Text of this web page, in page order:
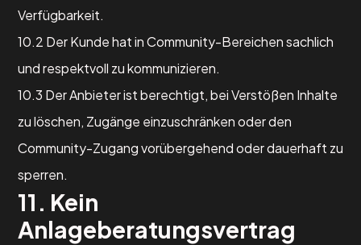
Verfügbarkeit.
10.2 Der Kunde hat in Community-Bereichen sachlich
und respektvoll zu kommunizieren.
10.3 Der Anbieter ist berechtigt, bei Verstößen Inhalte
zu löschen, Zugänge einzuschränken oder den
Community-Zugang vorübergehend oder dauerhaft zu
sperren.
11. Kein
Anlageberatungsvertrag